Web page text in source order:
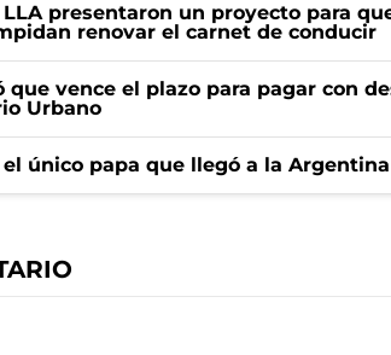
presentaron un proyecto para
renovar el carnet de conducir
que vence el plazo para pagar con
Urbano
único papa que llegó a la Argentina